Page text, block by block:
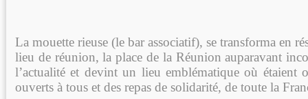
La mouette rieuse (le bar associatif), se transforma en
lieu de réunion, la place de la Réunion auparavant
l’actualité et devint un lieu emblématique où étaient
ouverts à tous et des repas de solidarité, de toute la